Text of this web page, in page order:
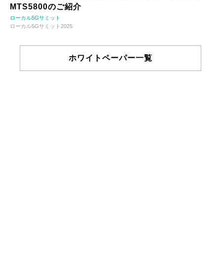
MTS5800のご紹介
ローカル5Gサミット
ローカル5Gサミット2025
ホワイトペーパー一覧